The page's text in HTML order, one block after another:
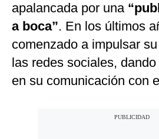
apalancada por una
a boca”. En los últimos
comenzado a impulsar
las redes sociales,
en su comunicación con